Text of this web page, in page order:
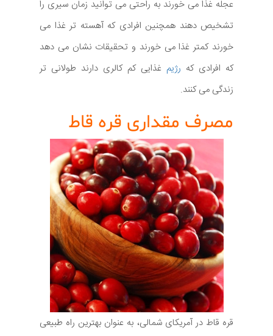
عجله غذا می خورند به راحتی می توانید زمان سیری را
تشخیص دهند همچنین افرادی که آهسته تر غذا می
خورند کمتر غذا می خورند و تحقیقات نشان می دهد
که افرادی که رژیم غذایی کم کالری دارند طولانی تر
زندگی می کنند.
مصرف مقداری قره قاط
قره قاط در آمریکای شمالی، به عنوان بهترین راه طبیعی